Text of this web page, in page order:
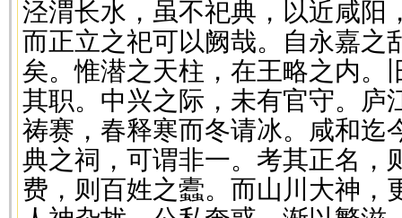
泾渭长水，虽不祀典，以近咸阳
而正立之祀可以阙哉。自永嘉之
矣。惟潜之天柱，在王略之内。
其职。中兴之际，未有官守。庐
祷赛，春释寒而冬请冰。咸和迄
典之祠，可谓非一。考其正名，
费，则百姓之蠹。而山川大神，